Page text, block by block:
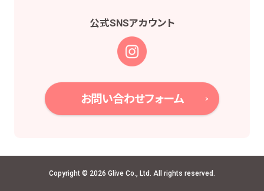
公式SNSアカウント
お問い合わせフォーム
Copyright © 2026 Glive Co., Ltd. All rights reserved.